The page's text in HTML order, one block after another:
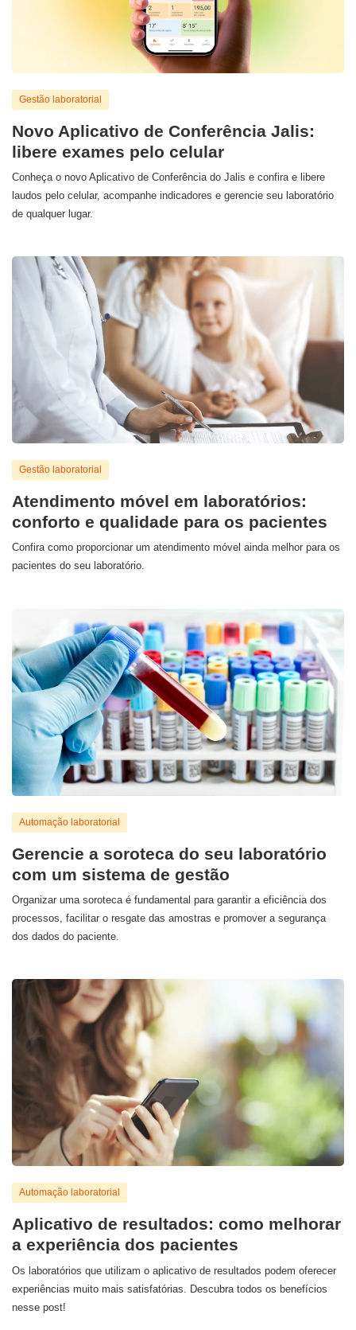
Gestão laboratorial
Novo Aplicativo de Conferência Jalis:
libere exames pelo celular
Conheça o novo Aplicativo de Conferência do Jalis e confira e libere
laudos pelo celular, acompanhe indicadores e gerencie seu laboratório
de qualquer lugar.
Gestão laboratorial
Atendimento móvel em laboratórios:
conforto e qualidade para os pacientes
Confira como proporcionar um atendimento móvel ainda melhor para os
pacientes do seu laboratório.
Automação laboratorial
Gerencie a soroteca do seu laboratório
com um sistema de gestão
Organizar uma soroteca é fundamental para garantir a eficiência dos
processos, facilitar o resgate das amostras e promover a segurança
dos dados do paciente.
Automação laboratorial
Aplicativo de resultados: como melhorar
a experiência dos pacientes
Os laboratórios que utilizam o aplicativo de resultados podem oferecer
experiências muito mais satisfatórias. Descubra todos os benefícios
nesse post!